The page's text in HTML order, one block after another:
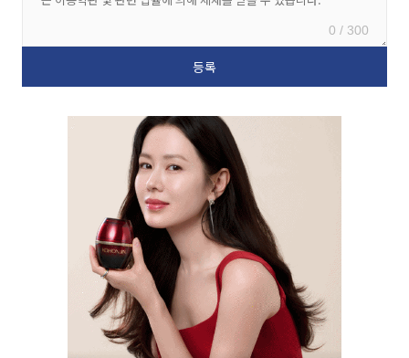
0 / 300